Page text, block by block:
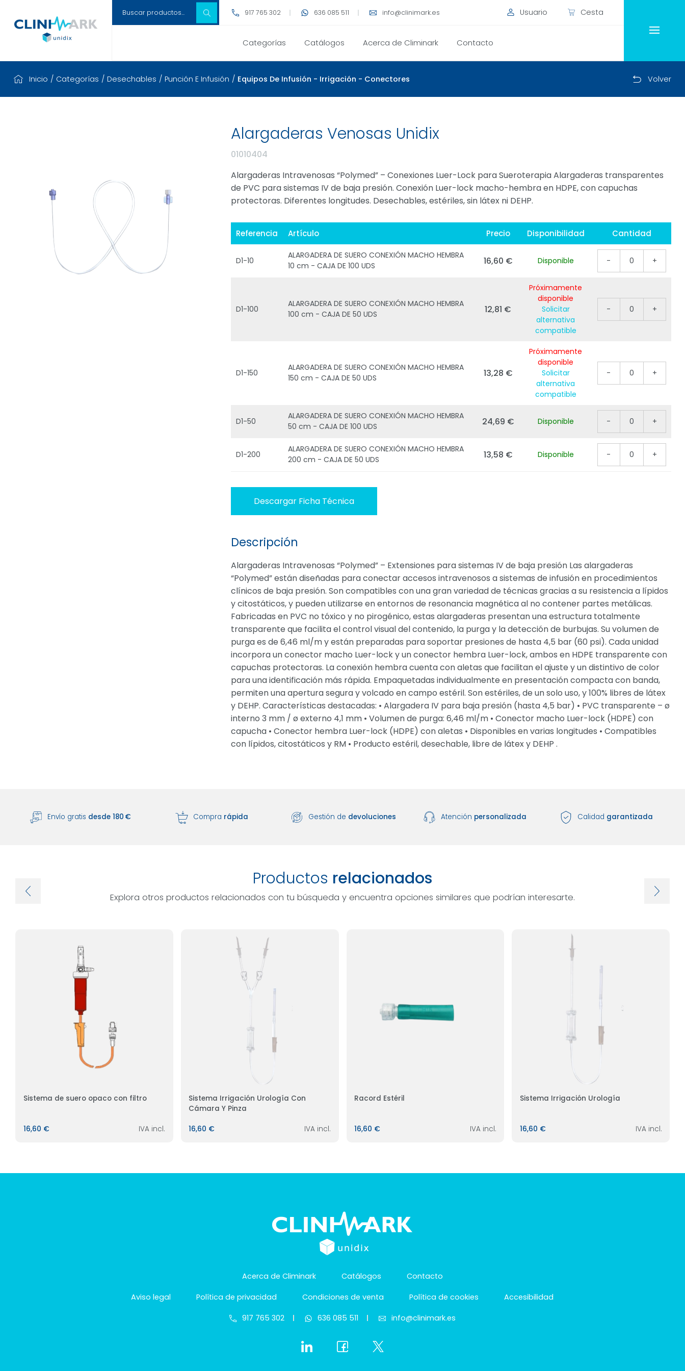
917 765 302 636 085 511 info@clinimark.es Usuario Cesta
Categorías Catálogos Acerca de Climinark Contacto
Inicio / Categorías / Desechables / Punción E Infusión / Equipos De Infusión - Irrigación - Conectores Volver
Alargaderas Venosas Unidix
01010404
Alargaderas Intravenosas “Polymed” – Conexiones Luer-Lock para Sueroterapia Alargaderas transparentes
de PVC para sistemas IV de baja presión. Conexión Luer-lock macho-hembra en HDPE, con capuchas
protectoras. Diferentes longitudes. Desechables, estériles, sin látex ni DEHP.
Referencia Artículo Precio Disponibilidad Cantidad
D1-10
ALARGADERA DE SUERO CONEXIÓN MACHO HEMBRA
10 cm - CAJA DE 100 UDS
16,60 € Disponible - 0 +
D1-100
ALARGADERA DE SUERO CONEXIÓN MACHO HEMBRA
100 cm - CAJA DE 50 UDS
12,81 €
Próximamente
disponible
Solicitar
alternativa
compatible
- 0 +
D1-150
ALARGADERA DE SUERO CONEXIÓN MACHO HEMBRA
150 cm - CAJA DE 50 UDS
13,28 €
Próximamente
disponible
Solicitar
alternativa
compatible
- 0 +
D1-50
ALARGADERA DE SUERO CONEXIÓN MACHO HEMBRA
50 cm - CAJA DE 100 UDS
24,69 € Disponible - 0 +
D1-200
ALARGADERA DE SUERO CONEXIÓN MACHO HEMBRA
200 cm - CAJA DE 50 UDS
13,58 € Disponible - 0 +
Descargar Ficha Técnica
Descripción
Alargaderas Intravenosas “Polymed” – Extensiones para sistemas IV de baja presión Las alargaderas
“Polymed” están diseñadas para conectar accesos intravenosos a sistemas de infusión en procedimientos
clínicos de baja presión. Son compatibles con una gran variedad de técnicas gracias a su resistencia a lípidos
y citostáticos, y pueden utilizarse en entornos de resonancia magnética al no contener partes metálicas.
Fabricadas en PVC no tóxico y no pirogénico, estas alargaderas presentan una estructura totalmente
transparente que facilita el control visual del contenido, la purga y la detección de burbujas. Su volumen de
purga es de 6,46 ml/m y están preparadas para soportar presiones de hasta 4,5 bar (60 psi). Cada unidad
incorpora un conector macho Luer-lock y un conector hembra Luer-lock, ambos en HDPE transparente con
capuchas protectoras. La conexión hembra cuenta con aletas que facilitan el ajuste y un distintivo de color
para una identificación más rápida. Empaquetadas individualmente en presentación compacta con banda,
permiten una apertura segura y volcado en campo estéril. Son estériles, de un solo uso, y 100% libres de látex
y DEHP. Características destacadas: • Alargadera IV para baja presión (hasta 4,5 bar) • PVC transparente – ø
interno 3 mm / ø externo 4,1 mm • Volumen de purga: 6,46 ml/m • Conector macho Luer-lock (HDPE) con
capucha • Conector hembra Luer-lock (HDPE) con aletas • Disponibles en varias longitudes • Compatibles
con lípidos, citostáticos y RM • Producto estéril, desechable, libre de látex y DEHP .
Envío gratis desde 180 € Compra rápida Gestión de devoluciones Atención personalizada Calidad garantizada
Productos relacionados
Explora otros productos relacionados con tu búsqueda y encuentra opciones similares que podrían interesarte.
Sistema de suero opaco con filtro
16,60 € IVA incl.
Sistema Irrigación Urología Con
Cámara Y Pinza
16,60 € IVA incl.
Racord Estéril
16,60 € IVA incl.
Sistema Irrigación Urología
16,60 € IVA incl.
Acerca de Climinark Catálogos Contacto
Aviso legal Política de privacidad Condiciones de venta Política de cookies Accesibilidad
917 765 302 636 085 511 info@clinimark.es